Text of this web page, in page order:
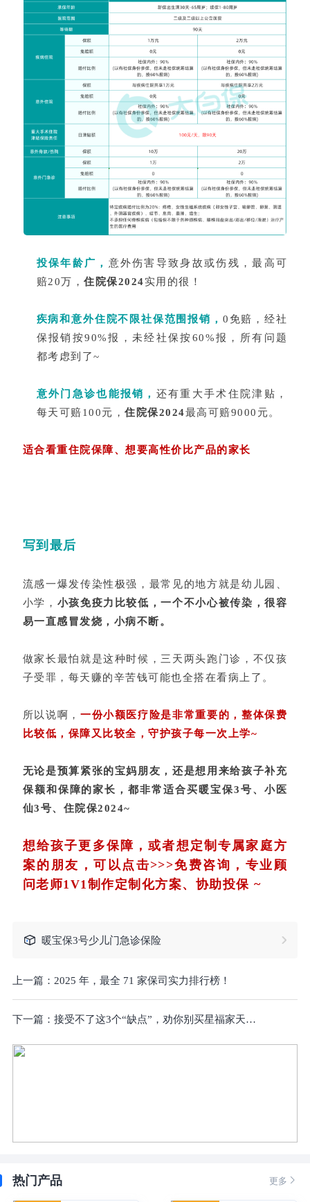
投保年龄广， 意外伤害导致身故或伤残，最高可
赔20万，住院保2024实用的很！
疾病和意外住院不限社保范围报销， 0免赔，经社
保报销按90%报，未经社保按60%报，所有问题
都考虑到了~
意外门急诊也能报销， 还有重大手术住院津贴，
每天可赔100元，住院保2024最高可赔9000元。
适合看重住院保障、想要高性价比产品的家长
写到最后
流感一爆发传染性极强，最常见的地方就是幼儿园、
小学， 小孩免疫力比较低，一个不小心被传染，很容
易一直感冒发烧，小病不断。
做家长最怕就是这种时候，三天两头跑门诊，不仅孩
子受罪，每天赚的辛苦钱可能也全搭在看病上了。
所以说啊， 一份小额医疗险是非常重要的，整体保费
比较低，保障又比较全，守护孩子每一次上学~
无论是预算紧张的宝妈朋友，还是想用来给孩子补充
保额和保障的家长，都非常适合买 暖宝保3号、小医
仙3号、住院保2024~
想给孩子更多保障，或者想定制专属家庭方
案的朋友，可以点击>>>免费咨询，专业顾
问老师1V1制作定制化方案、协助投保 ~
暖宝保3号少儿门急诊保险
上一篇： 2025 年，最全 71 家保司实力排行榜！
下一篇： 接受不了这3个“缺点”，劝你别买星福家天马版终身寿险分红型！
热门产品 更多 